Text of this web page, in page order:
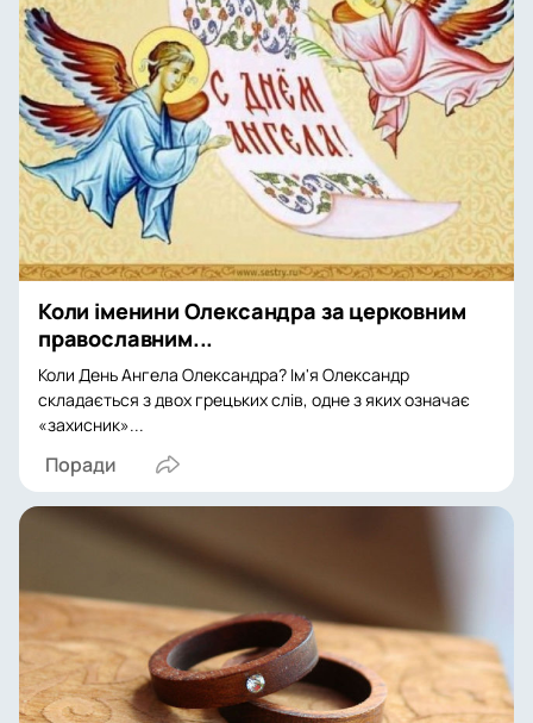
Коли іменини Олександра за церковним
православним...
Коли День Ангела Олександра? Ім'я Олександр
складається з двох грецьких слів, одне з яких означає
«захисник»...
Поради